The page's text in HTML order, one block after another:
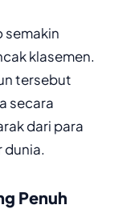
semakin
klasemen.
tersebut
secara
dari para
dunia.
Penuh